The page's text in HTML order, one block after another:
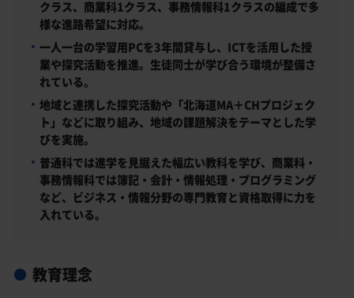
クラス、商業科1クラス、事務情報科1クラスの編成で多
様な進路希望に対応。
一人一台の学習用PCを3年間貸与し、ICTを活用した授
業や探究活動を推進。生徒同士が学び合う環境が整備さ
れている。
地域と連携した探究活動や「北海道MA＋CHプロジェク
ト」などに取り組み、地域の課題解決をテーマとした学
びを実施。
普通科では進学を見据えた幅広い教科を学び、商業科・
事務情報科では簿記・会計・情報処理・プログラミング
など、ビジネス・情報分野の専門教育と資格取得に力を
入れている。
教育理念